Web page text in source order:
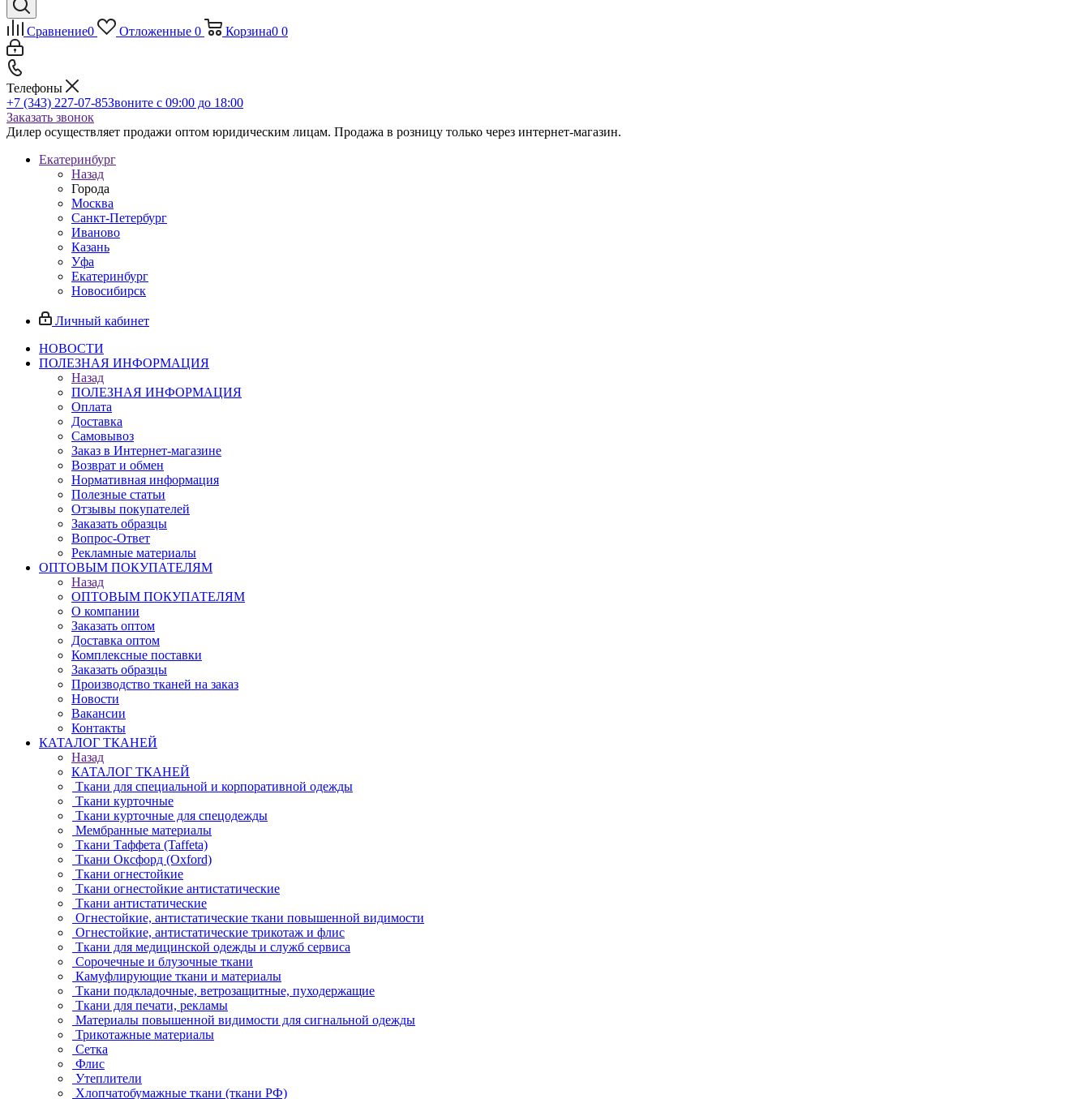
Сравнение0 Отложенные 0 Корзина0 0
Телефоны
+7 (343) 227-07-85Звоните с 09:00 до 18:00
Заказать звонок
Дилер осуществляет продажи оптом юридическим лицам. Продажа в розницу только через интернет-магазин.
Екатеринбург
Назад
Города
Москва
Санкт-Петербург
Иваново
Казань
Уфа
Екатеринбург
Новосибирск
Личный кабинет
НОВОСТИ
ПОЛЕЗНАЯ ИНФОРМАЦИЯ
Назад
ПОЛЕЗНАЯ ИНФОРМАЦИЯ
Оплата
Доставка
Самовывоз
Заказ в Интернет-магазине
Возврат и обмен
Нормативная информация
Полезные статьи
Отзывы покупателей
Заказать образцы
Вопрос-Ответ
Рекламные материалы
ОПТОВЫМ ПОКУПАТЕЛЯМ
Назад
ОПТОВЫМ ПОКУПАТЕЛЯМ
О компании
Заказать оптом
Доставка оптом
Комплексные поставки
Заказать образцы
Производство тканей на заказ
Новости
Вакансии
Контакты
КАТАЛОГ ТКАНЕЙ
Назад
КАТАЛОГ ТКАНЕЙ
Ткани для специальной и корпоративной одежды
Ткани курточные
Ткани курточные для спецодежды
Мембранные материалы
Ткани Таффета (Taffeta)
Ткани Оксфорд (Oxford)
Ткани огнестойкие
Ткани огнестойкие антистатические
Ткани антистатические
Огнестойкие, антистатические ткани повышенной видимости
Огнестойкие, антистатические трикотаж и флис
Ткани для медицинской одежды и служб сервиса
Сорочечные и блузочные ткани
Камуфлирующие ткани и материалы
Ткани подкладочные, ветрозащитные, пуходержащие
Ткани для печати, рекламы
Материалы повышенной видимости для сигнальной одежды
Трикотажные материалы
Сетка
Флис
Утеплители
Хлопчатобумажные ткани (ткани РФ)